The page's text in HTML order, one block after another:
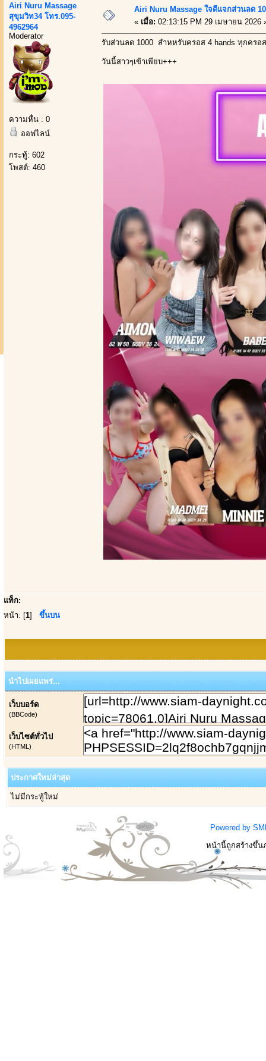
Airi Nuru Massage
สุขุมวิท34 โทร.095-
4962964
Moderator
ความหื่น : 0
ออฟไลน์
กระทู้: 602
โพสต์: 460
Airi Nuru Massage ใจดีแจกส่วนลด
« เมื่อ: 02:13:15 PM 29 เมษายน 2026
รับส่วนลด 1000 สำหหรับครอส 4 hands ทุกครอ
วันนี้สาวๆเข้าเพียบ+++
แท็ก:
หน้า: [1] ขึ้นบน
นำไปเผยแพร่...
เว็บบอร์ด
(BBCode)
เว็บไซต์ทั่วไป
(HTML)
ประกาศใหม่ล่าสุด
ไม่มีกระทู้ใหม่
Powered by
หน้านี้ถูกสร้างขึ้น